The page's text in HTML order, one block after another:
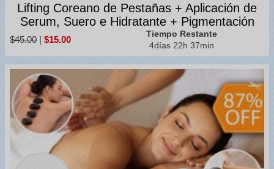
Lifting Coreano de Pestañas + Aplicación de
Serum, Suero e Hidratante + Pigmentación
$45.00 | $15.00
Tiempo Restante
4días 22h 37min